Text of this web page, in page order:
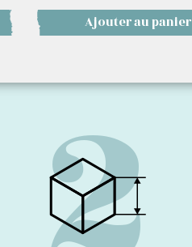
Ajouter au panier